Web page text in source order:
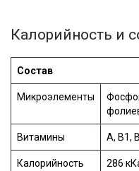
Калорийность и
Cостав
Микроэлементы
Витамины А, В1,
Калорийность 286